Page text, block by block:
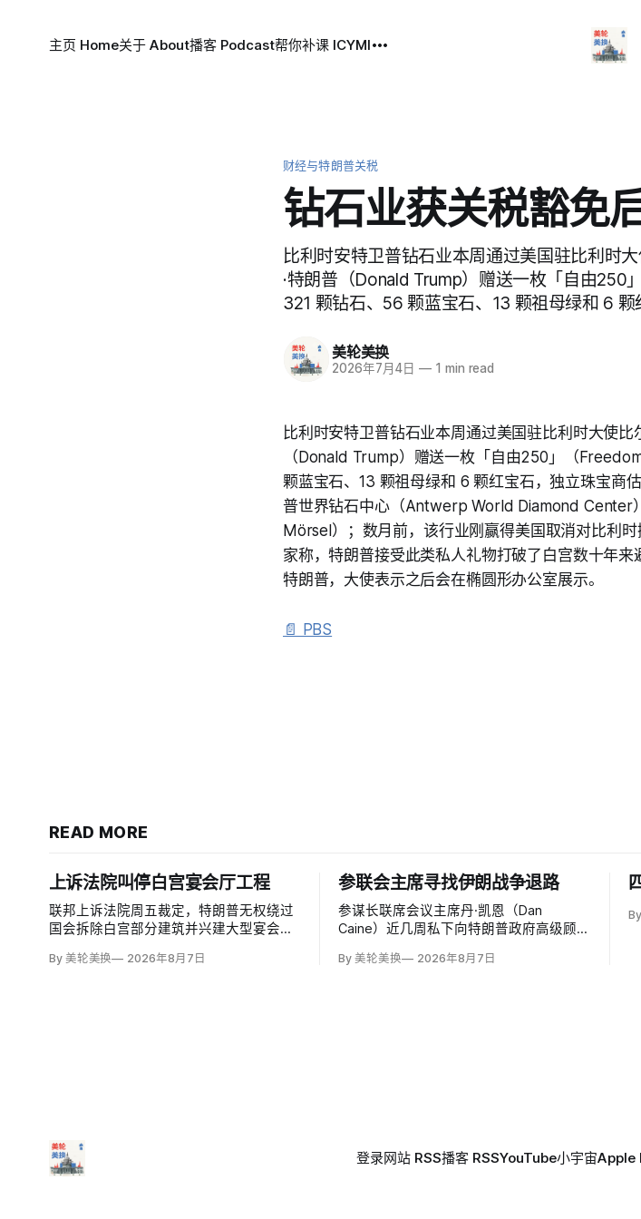
主页 Home关于 About播客 Podcast帮你补课 ICYMI
财经与特朗普关税
钻石业获关税豁免
比利时安特卫普钻石业本周通过美国驻比利时
·特朗普（Donald Trump）赠送一枚「自由
321 颗钻石、56 颗蓝宝石、13 颗祖母绿和 6
美轮美换
2026年7月4日 — 1 min read
比利时安特卫普钻石业本周通过美国驻比利时大使比
（Donald Trump）赠送一枚「自由250」（
颗蓝宝石、13 颗祖母绿和 6 颗红宝石，独立珠宝商
普世界钻石中心（Antwerp World Diamond Center
Mörsel）；数月前，该行业刚赢得美国取消对比利
家称，特朗普接受此类私人礼物打破了白宫数十年
特朗普，大使表示之后会在椭圆形办公室展示。
📄 PBS
READ MORE
上诉法院叫停白宫宴会厅工程
联邦上诉法院周五裁定，特朗普无权绕过
国会拆除白宫部分建筑并兴建大型宴会
奥巴马任命的帕特里夏·米利特法官
By 美轮美换 2026年8月7日
参联会主席寻找伊朗战争退路
参谋长联席会议主席丹·凯恩（Dan
Caine）近几周私下向特朗普政府高级顾
战争寻找「退路」：现有升级方案可能反
By 美轮美换 2026年8月7日
登录网站 RSS播客 RSSYouTube小宇宙Apple